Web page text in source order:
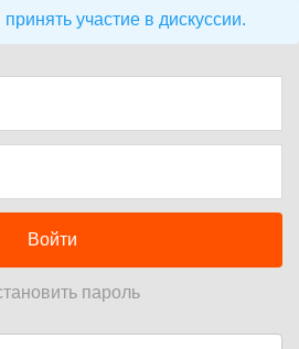
участие в дискуссии.
Войти
пароль